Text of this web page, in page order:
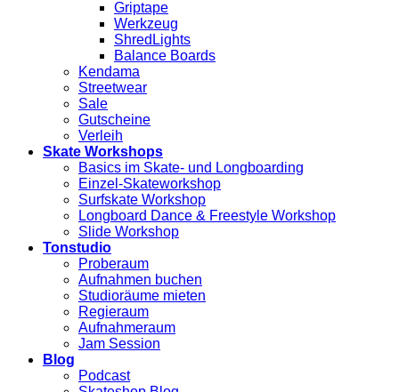
Griptape
Werkzeug
ShredLights
Balance Boards
Kendama
Streetwear
Sale
Gutscheine
Verleih
Skate Workshops
Basics im Skate- und Longboarding
Einzel-Skateworkshop
Surfskate Workshop
Longboard Dance & Freestyle Workshop
Slide Workshop
Tonstudio
Proberaum
Aufnahmen buchen
Studioräume mieten
Regieraum
Aufnahmeraum
Jam Session
Blog
Podcast